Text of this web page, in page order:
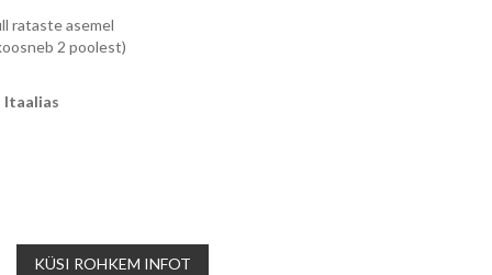
rataste asemel
2 poolest)
KÜSI ROHKEM INFOT